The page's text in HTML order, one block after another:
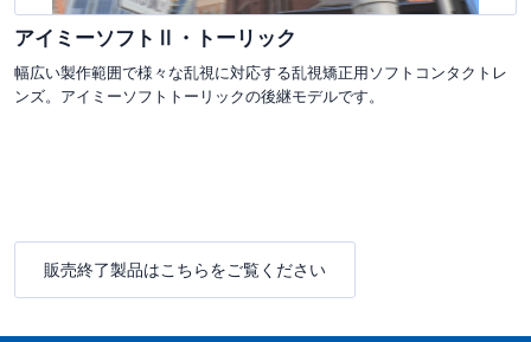
アイミーソフトⅡ・トーリック
幅広い製作範囲で様々な乱視に対応する乱視矯正用ソフトコンタクトレ
ンズ。アイミーソフトトーリックの後継モデルです。
販売終了製品はこちらをご覧ください